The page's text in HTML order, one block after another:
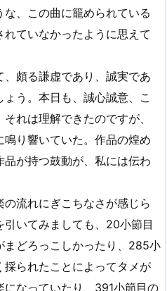
、この曲に籠められている
ていなかったように思えて
頗る謙虚であり、誠実であ
う。本日も、誠心誠意、こ
れは理解できたのですが、
り響いていた。作品の煌め
が持つ鼓動が、私には伝わ
流れにぎこちなさが感じら
いてみましても、20小節目
まどろっこしかったり、285小
られたことによってタメが
なっていたり、391小節目の